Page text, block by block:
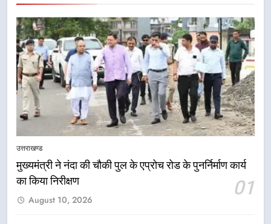
उत्तराखण्ड
मुख्यमंत्री ने नंदा की चौकी पुल के एप्रोच रोड के पुनर्निर्माण कार्य
का किया निरीक्षण
01
August 10, 2026
5
कॉमनवेल्थ गेम्स में कांस्य पदक जीतने
वाली उन्नति शर्मा को मेयर सौरभ
6